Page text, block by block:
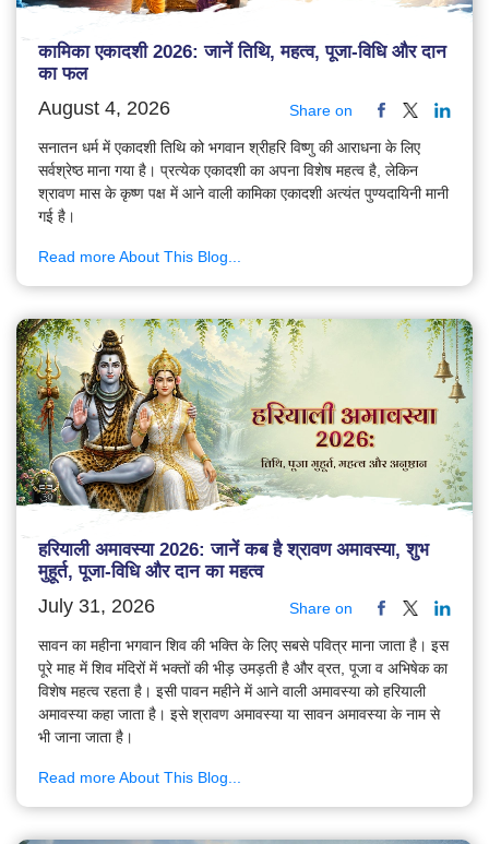
कामिका एकादशी 2026: जानें तिथि, महत्व, पूजा-विधि और दान
का फल
August 4, 2026 Share on
सनातन धर्म में एकादशी तिथि को भगवान श्रीहरि विष्णु की आराधना के लिए
सर्वश्रेष्ठ माना गया है। प्रत्येक एकादशी का अपना विशेष महत्व है, लेकिन
श्रावण मास के कृष्ण पक्ष में आने वाली कामिका एकादशी अत्यंत पुण्यदायिनी मानी
गई है।
Read more About This Blog...
हरियाली अमावस्या 2026: जानें कब है श्रावण अमावस्या, शुभ
मुहूर्त, पूजा-विधि और दान का महत्व
July 31, 2026 Share on
सावन का महीना भगवान शिव की भक्ति के लिए सबसे पवित्र माना जाता है। इस
पूरे माह में शिव मंदिरों में भक्तों की भीड़ उमड़ती है और व्रत, पूजा व अभिषेक का
विशेष महत्व रहता है। इसी पावन महीने में आने वाली अमावस्या को हरियाली
अमावस्या कहा जाता है। इसे श्रावण अमावस्या या सावन अमावस्या के नाम से
भी जाना जाता है।
Read more About This Blog...